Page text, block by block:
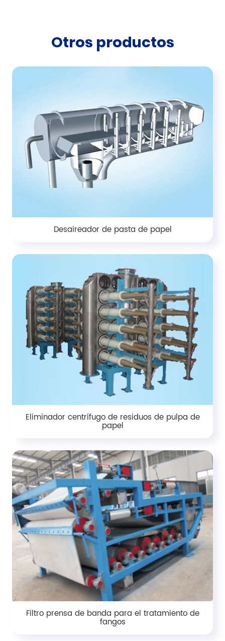
Otros productos
Desaireador de pasta de papel
Eliminador centrífugo de residuos de pulpa de
papel
Filtro prensa de banda para el tratamiento de
fangos